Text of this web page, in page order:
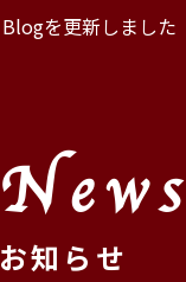
Blogを更新しました
News
お知らせ